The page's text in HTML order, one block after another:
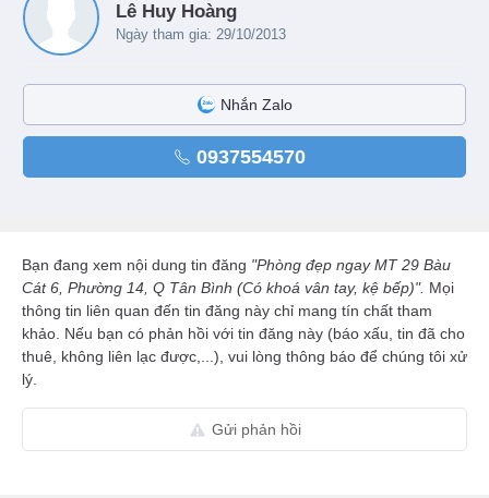
Lê Huy Hoàng
Ngày tham gia: 29/10/2013
Nhắn Zalo
0937554570
Bạn đang xem nội dung tin đăng "Phòng đẹp ngay MT 29 Bàu
Cát 6, Phường 14, Q Tân Bình (Có khoá vân tay, kệ bếp)". Mọi
thông tin liên quan đến tin đăng này chỉ mang tín chất tham
khảo. Nếu bạn có phản hồi với tin đăng này (báo xấu, tin đã cho
thuê, không liên lạc được,...), vui lòng thông báo để chúng tôi xử
lý.
Gửi phản hồi